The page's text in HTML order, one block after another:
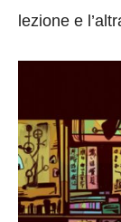
lezione e